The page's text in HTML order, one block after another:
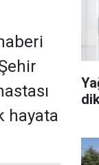
hayata